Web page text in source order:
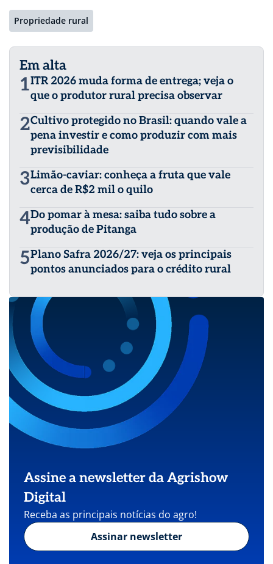
Propriedade rural
Em alta
1ITR 2026 muda forma de entrega; veja o
que o produtor rural precisa observar
2Cultivo protegido no Brasil: quando vale a
pena investir e como produzir com mais
previsibilidade
3Limão-caviar: conheça a fruta que vale
cerca de R$2 mil o quilo
4Do pomar à mesa: saiba tudo sobre a
produção de Pitanga
5Plano Safra 2026/27: veja os principais
pontos anunciados para o crédito rural
Assine a newsletter da Agrishow
Digital
Receba as principais notícias do agro!
Assinar newsletter